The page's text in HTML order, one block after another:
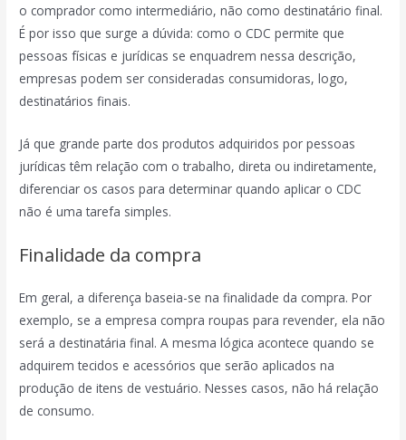
o comprador como intermediário, não como destinatário final.
É por isso que surge a dúvida: como o CDC permite que
pessoas físicas e jurídicas se enquadrem nessa descrição,
empresas podem ser consideradas consumidoras, logo,
destinatários finais.
Já que grande parte dos produtos adquiridos por pessoas
jurídicas têm relação com o trabalho, direta ou indiretamente,
diferenciar os casos para determinar quando aplicar o CDC
não é uma tarefa simples.
Finalidade da compra
Em geral, a diferença baseia-se na finalidade da compra. Por
exemplo, se a empresa compra roupas para revender, ela não
será a destinatária final. A mesma lógica acontece quando se
adquirem tecidos e acessórios que serão aplicados na
produção de itens de vestuário. Nesses casos, não há relação
de consumo.